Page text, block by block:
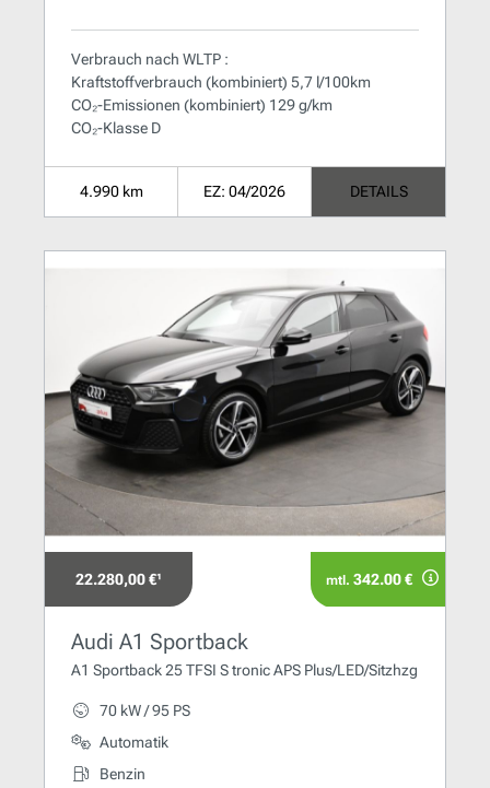
Verbrauch nach WLTP :
Kraftstoffverbrauch (kombiniert) 5,7 l/100km
CO₂-Emissionen (kombiniert) 129 g/km
CO₂-Klasse D
4.990 km EZ: 04/2026 DETAILS
22.280,00 €¹ mtl. 342.00 €
Audi A1 Sportback
A1 Sportback 25 TFSI S tronic APS Plus/LED/Sitzhzg
70 kW / 95 PS
Automatik
Benzin